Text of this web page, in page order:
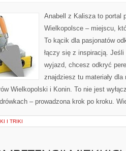
Anabell z Kalisza to portal
Wielkopolsce – miejscu,
To kącik dla pasjonatów
łączy się z inspiracją.
wyjazd, chcesz odkryć
znajdziesz tu materiały
Wielkopolski i Konin. To nie jest
– prowadzona krok po kroku.
I TRIKI